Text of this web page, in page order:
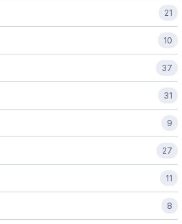
21
10
37
31
9
27
11
8